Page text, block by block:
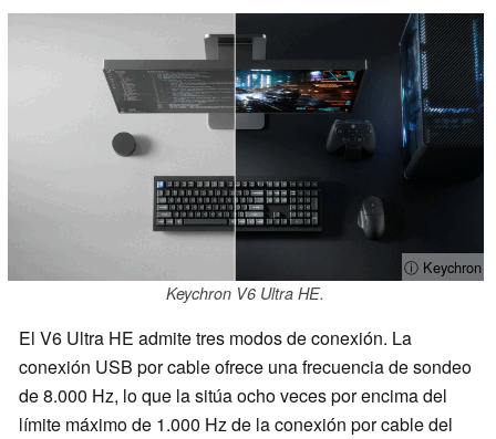
ⓘ Keychron
Keychron V6 Ultra HE.
El V6 Ultra HE admite tres modos de conexión. La
conexión USB por cable ofrece una frecuencia de sondeo
de 8.000 Hz, lo que la sitúa ocho veces por encima del
límite máximo de 1.000 Hz de la conexión por cable del